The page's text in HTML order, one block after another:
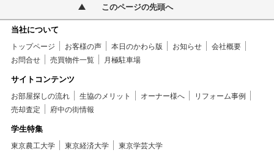
このページの先頭へ
当社について
トップページ お客様の声 本日のかわら版 お知らせ
会社概要
お問合せ
売買物件一覧 月極駐車場
サイトコンテンツ
お部屋探しの流れ 生協のメリット オーナー様へ
リフォーム事例
売却査定
府中の街情報
学生特集
東京農工大学 東京経済大学 東京学芸大学